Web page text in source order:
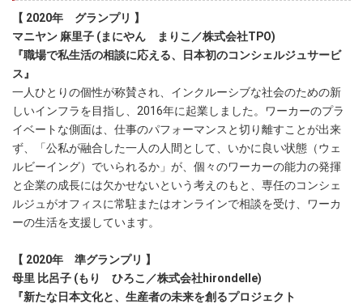
【 2020年 グランプリ 】
マニヤン 麻里子 (まにやん まりこ／株式会社TPO)
『職場で私生活の相談に応える、日本初のコンシェルジュサービ
ス』
一人ひとりの個性が称賛され、インクルーシブな社会のための新
しいインフラを目指し、2016年に起業しました。ワーカーのプラ
イベートな側面は、仕事のパフォーマンスと切り離すことが出来
ず、「公私が融合した一人の人間として、いかに良い状態（ウェ
ルビーイング）でいられるか」が、個々のワーカーの能力の発揮
と企業の成長には欠かせないという考えのもと、専任のコンシェ
ルジュがオフィスに常駐またはオンラインで相談を受け、ワーカ
ーの生活を支援しています。
【 2020年 準グランプリ 】
母里 比呂子 (もり ひろこ／株式会社hirondelle)
『新たな日本文化と、生産者の未来を創るプロジェクト